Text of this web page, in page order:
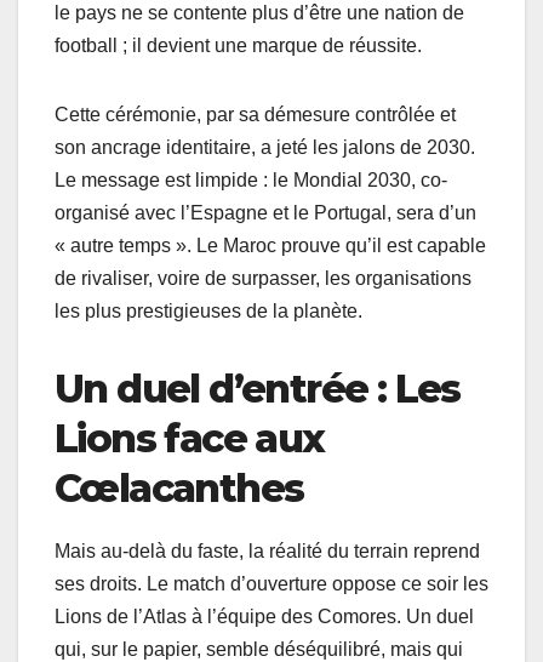
le pays ne se contente plus d’être une nation de
football ; il devient une marque de réussite.
Cette cérémonie, par sa démesure contrôlée et
son ancrage identitaire, a jeté les jalons de 2030.
Le message est limpide : le Mondial 2030, co-
organisé avec l’Espagne et le Portugal, sera d’un
« autre temps ». Le Maroc prouve qu’il est capable
de rivaliser, voire de surpasser, les organisations
les plus prestigieuses de la planète.
Un duel d’entrée : Les
Lions face aux
Cœlacanthes
Mais au-delà du faste, la réalité du terrain reprend
ses droits. Le match d’ouverture oppose ce soir les
Lions de l’Atlas à l’équipe des Comores. Un duel
qui, sur le papier, semble déséquilibré, mais qui